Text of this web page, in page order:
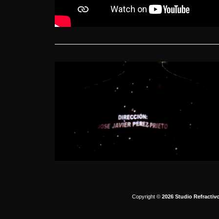
Copyright © 2026 Studio